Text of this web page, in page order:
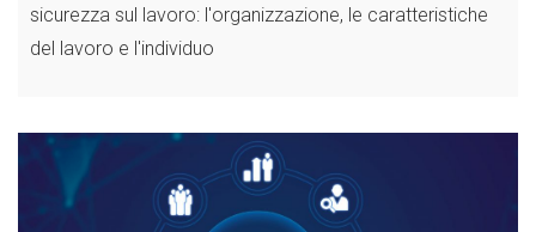
sicurezza sul lavoro: l'organizzazione, le caratteristiche
del lavoro e l'individuo